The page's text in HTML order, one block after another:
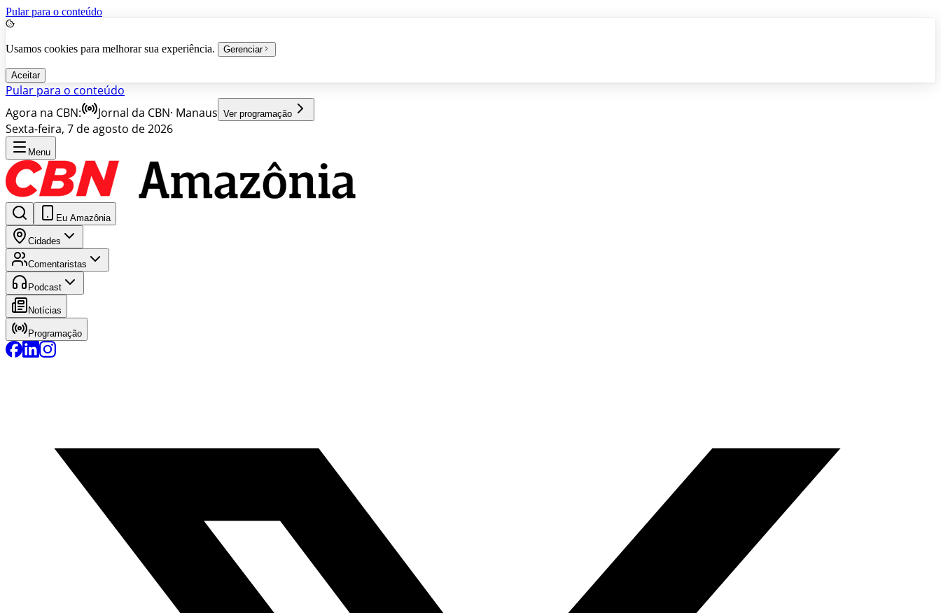
Pular para o conteúdo
Usamos cookies para melhorar sua experiência. Gerenciar
Aceitar
Pular para o conteúdo
Agora na CBN:
Jornal da CBN· Manaus Ver programação
Sexta-feira, 7 de agosto de 2026
Menu
Eu Amazônia
Cidades
Comentaristas
Podcast
Notícias
Programação